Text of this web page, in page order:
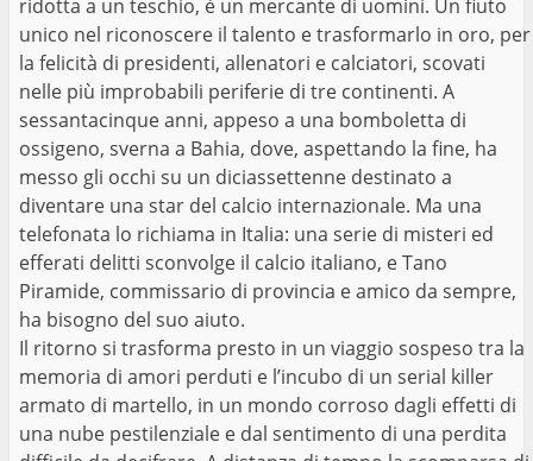
ridotta a un teschio, è un mercante di uomini. Un fiuto
unico nel riconoscere il talento e trasformarlo in oro, per
la felicità di presidenti, allenatori e calciatori, scovati
nelle più improbabili periferie di tre continenti. A
sessantacinque anni, appeso a una bomboletta di
ossigeno, sverna a Bahia, dove, aspettando la fine, ha
messo gli occhi su un diciassettenne destinato a
diventare una star del calcio internazionale. Ma una
telefonata lo richiama in Italia: una serie di misteri ed
efferati delitti sconvolge il calcio italiano, e Tano
Piramide, commissario di provincia e amico da sempre,
ha bisogno del suo aiuto.
Il ritorno si trasforma presto in un viaggio sospeso tra la
memoria di amori perduti e l’incubo di un serial killer
armato di martello, in un mondo corroso dagli effetti di
una nube pestilenziale e dal sentimento di una perdita